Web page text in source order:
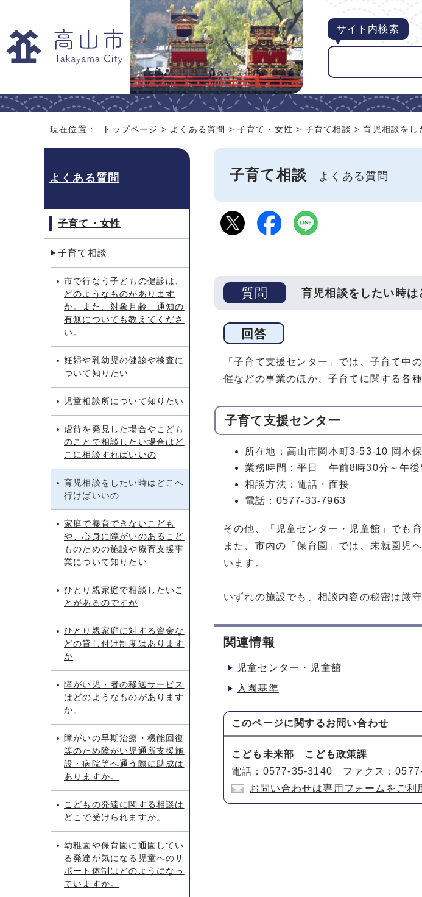
サイト内検索
現在位置： トップページ > よくある質問 >子育て・女性 > 子育て相談 > 育児相談をし
子育て相談 よくある質問
質問 育児相談をしたい時
回答
「子育て支援センター」では、子育て中
催などの事業のほか、子育てに関する各
子育て支援センター
所在地：高山市岡本町3-53-10 岡本
業務時間：平日 午前8時30分～午後
相談方法：電話・面接
電話：0577-33-7963
その他、「児童センター・児童館」でも
また、市内の「保育園」では、未就園児
います。
いずれの施設でも、相談内容の秘密は厳
関連情報
児童センター・児童館
入園基準
このページに関するお問い合わせ
こども未来部 こども政策課
電話：0577-35-3140 ファクス：
お問い合わせは専用フォームをご利
よくある質問
子育て・女性
子育て相談
市で行なう子どもの健診は、
どのようなものがあります
か。また、対象月齢、通知の
有無についても教えてくださ
い。
妊婦や乳幼児の健診や検査に
ついて知りたい
児童相談所について知りたい
虐待を発見した場合やこども
のことで相談したい場合はど
こに相談すればいいの
育児相談をしたい時はどこへ
行けばいいの
家庭で養育できないこども
や、心身に障がいのあるこど
ものための施設や療育支援事
業について知りたい
ひとり親家庭で相談したいこ
とがあるのですが
ひとり親家庭に対する資金な
どの貸し付け制度はあります
か
障がい児・者の移送サービス
はどのようなものがあります
か。
障がいの早期治療・機能回復
等のため障がい児通所支援施
設・病院等へ通う際に助成は
ありますか。
こどもの発達に関する相談は
どこで受けられますか。
幼稚園や保育園に通園してい
る発達が気になる児童へのサ
ポート体制はどのようになっ
ていますか。